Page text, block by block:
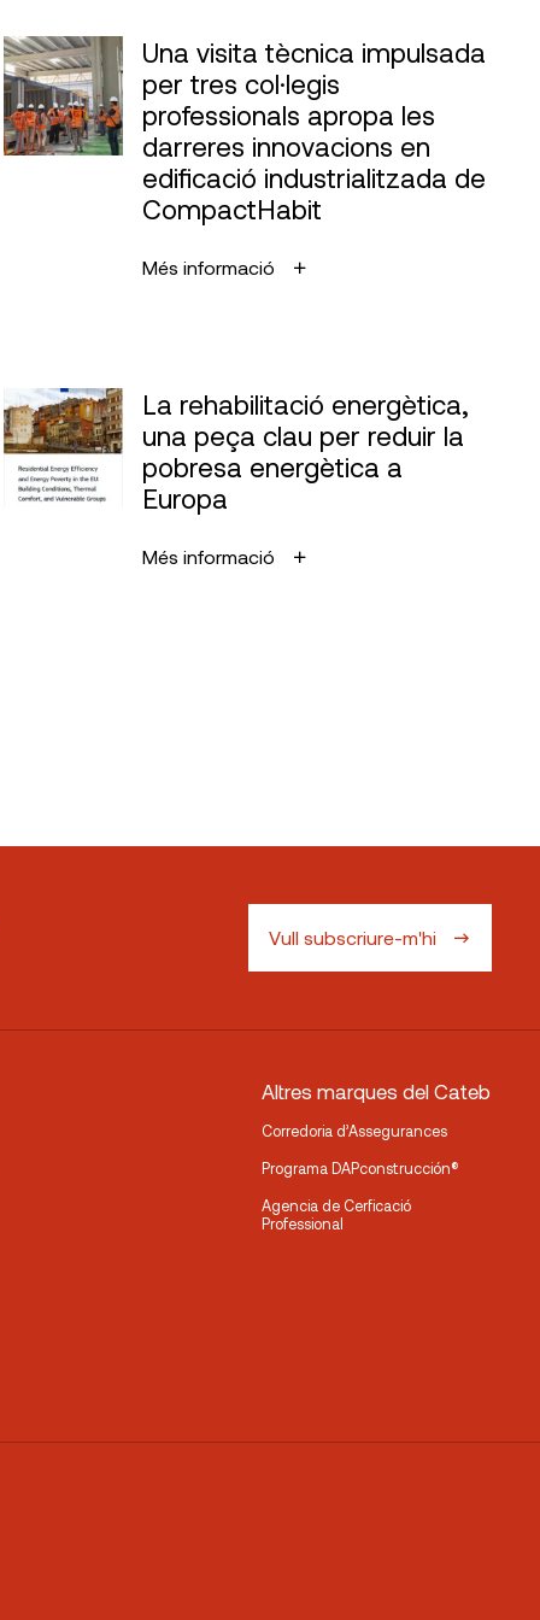
Una visita tècnica impulsada
per tres col·legis
professionals apropa les
darreres innovacions en
edificació industrialitzada de
CompactHabit
Més informació
La rehabilitació energètica,
una peça clau per reduir la
pobresa energètica a
Europa
Més informació
Vull subscriure-m'hi
Altres marques del Cateb
Corredoria d’Assegurances
Programa DAPconstrucción®
Agencia de Cerficació
Professional